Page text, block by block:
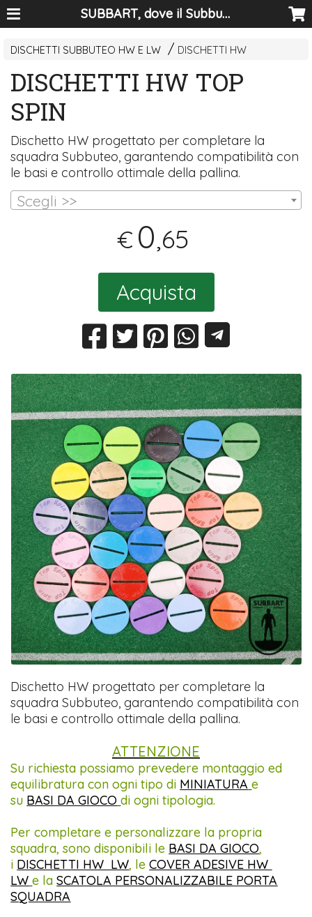
SUBBART, dove il Subbuteo diventa arte
DISCHETTI SUBBUTEO HW E LW DISCHETTI HW
DISCHETTI HW TOP
SPIN
Dischetto HW progettato per completare la
squadra Subbuteo, garantendo compatibilità con
le basi e controllo ottimale della pallina.
Scegli >>
€ 0,65
Acquista
Dischetto HW progettato per completare la
squadra Subbuteo, garantendo compatibilità con
le basi e controllo ottimale della pallina.
ATTENZIONE
Su richiesta possiamo prevedere montaggio ed
equilibratura con ogni tipo di MINIATURA e
su BASI DA GIOCO di ogni tipologia.
Per completare e personalizzare la propria
squadra, sono disponibili le BASI DA GIOCO,
i DISCHETTI HW LW, leCOVER ADESIVE HW
LW e laSCATOLA PERSONALIZZABILE PORTA
SQUADRA